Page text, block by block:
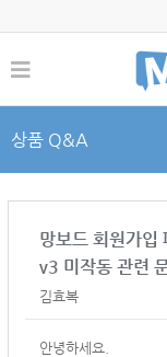
상품 Q&A
망보드 회원가
v3 미작동 관련
김효복
안녕하세요.